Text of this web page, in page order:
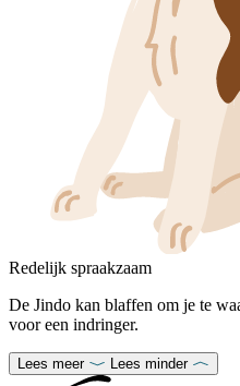
Redelijk spraakzaam
De Jindo kan blaffen om je te
voor een indringer.
Lees meer Lees minder